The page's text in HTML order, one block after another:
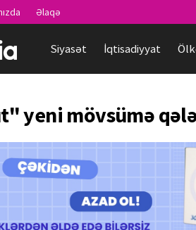
Əlaqə
Siyasət İqtisadiyyat
yeni mövsümə